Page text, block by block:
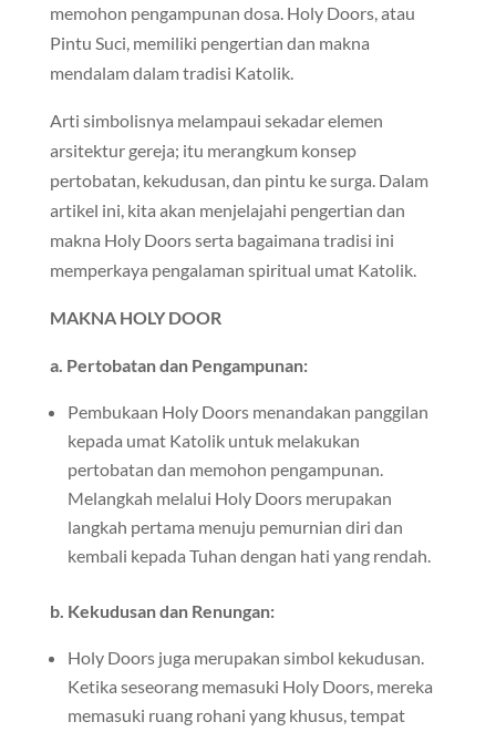
memohon pengampunan dosa. Holy Doors, atau
Pintu Suci, memiliki pengertian dan makna
mendalam dalam tradisi Katolik.
Arti simbolisnya melampaui sekadar elemen
arsitektur gereja; itu merangkum konsep
pertobatan, kekudusan, dan pintu ke surga. Dalam
artikel ini, kita akan menjelajahi pengertian dan
makna Holy Doors serta bagaimana tradisi ini
memperkaya pengalaman spiritual umat Katolik.
MAKNA HOLY DOOR
a. Pertobatan dan Pengampunan:
Pembukaan Holy Doors menandakan panggilan
kepada umat Katolik untuk melakukan
pertobatan dan memohon pengampunan.
Melangkah melalui Holy Doors merupakan
langkah pertama menuju pemurnian diri dan
kembali kepada Tuhan dengan hati yang rendah.
b. Kekudusan dan Renungan:
Holy Doors juga merupakan simbol kekudusan.
Ketika seseorang memasuki Holy Doors, mereka
memasuki ruang rohani yang khusus, tempat